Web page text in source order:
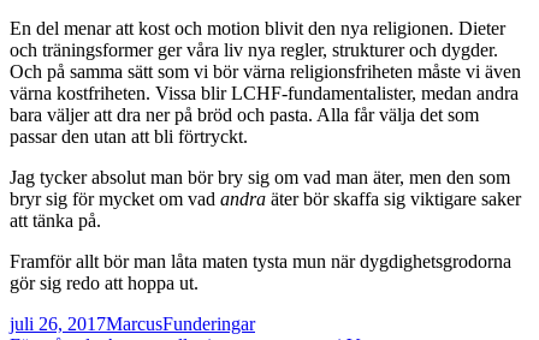
En del menar att kost och motion blivit den nya religionen. Dieter
och träningsformer ger våra liv nya regler, strukturer och dygder.
Och på samma sätt som vi bör värna religionsfriheten måste vi även
värna kostfriheten. Vissa blir LCHF-fundamentalister, medan andra
bara väljer att dra ner på bröd och pasta. Alla får välja det som
passar den utan att bli förtryckt.
Jag tycker absolut man bör bry sig om vad man äter, men den som
bryr sig för mycket om vad andra äter bör skaffa sig viktigare saker
att tänka på.
Framför allt bör man låta maten tysta mun när dygdighetsgrodorna
gör sig redo att hoppa ut.
Postat
juli 26, 2017Författare
MarcusKategorier
Funderingar